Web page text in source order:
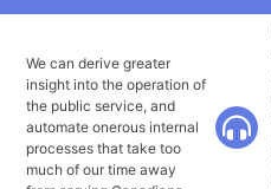
We can derive greater
insight into the operation of
the public service, and
automate onerous internal
processes that take too
much of our time away